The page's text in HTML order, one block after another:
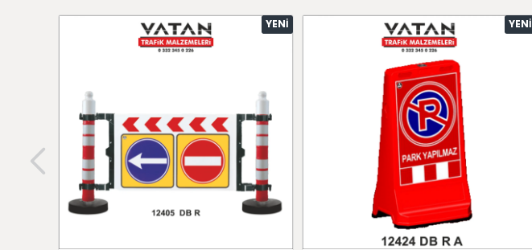
YENI YENI